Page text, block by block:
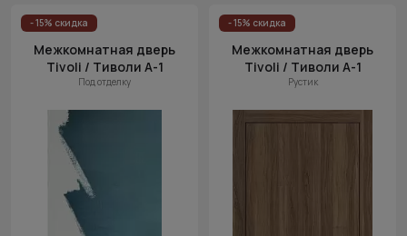
Цена
(возр.)
Цена (убыв.)
новинки
- 15% скидка
Межкомнатная дверь
Tivoli / Тиволи А-1
Под отделку
- 15% скидка
Межкомнатная дверь
Tivoli / Тиволи А-1
Рустик